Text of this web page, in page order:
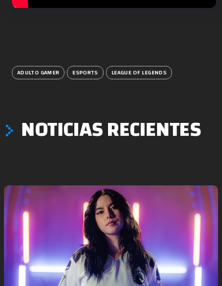
ADULTO GAMER ESPORTS LEAGUE OF LEGENDS
NOTICIAS RECIENTES